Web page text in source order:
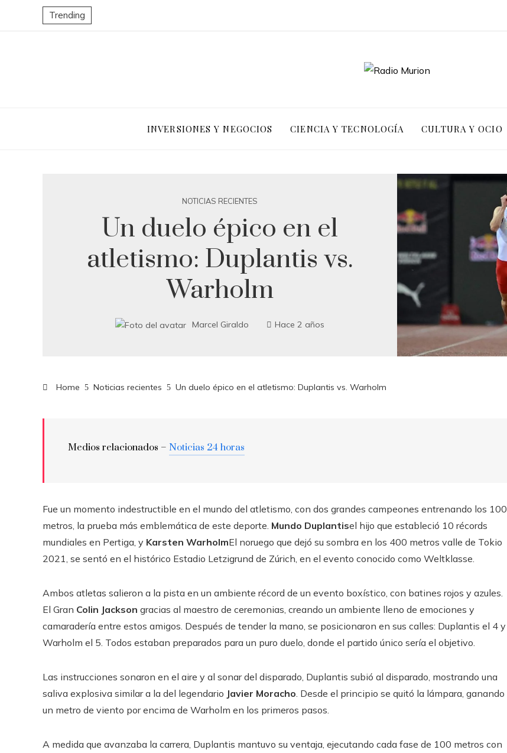
Trending
INVERSIONES Y NEGOCIOS CIENCIA Y TECNOLOGÍA CULTURA Y OCIO
NOTICIAS RECIENTES
Un duelo épico en el
atletismo: Duplantis vs.
Warholm
Marcel Giraldo Hace 2 años
Home Noticias recientes Un duelo épico en el atletismo: Duplantis vs. Warholm
Medios relacionados – Noticias 24 horas
Fue un momento indestructible en el mundo del atletismo, con dos grandes campeones entrenando los 100
metros, la prueba más emblemática de este deporte. Mundo Duplantisel hijo que estableció 10 récords
mundiales en Pertiga, y Karsten WarholmEl noruego que dejó su sombra en los 400 metros valle de Tokio
2021, se sentó en el histórico Estadio Letzigrund de Zúrich, en el evento conocido como Weltklasse.
Ambos atletas salieron a la pista en un ambiente récord de un evento boxístico, con batines rojos y azules.
El Gran Colin Jackson gracias al maestro de ceremonias, creando un ambiente lleno de emociones y
camaradería entre estos amigos. Después de tender la mano, se posicionaron en sus calles: Duplantis el 4 y
Warholm el 5. Todos estaban preparados para un puro duelo, donde el partido único sería el objetivo.
Las instrucciones sonaron en el aire y al sonar del disparado, Duplantis subió al disparado, mostrando una
saliva explosiva similar a la del legendario Javier Moracho . Desde el principio se quitó la lámpara, ganando
un metro de viento por encima de Warholm en los primeros pasos.
A medida que avanzaba la carrera, Duplantis mantuvo su ventaja, ejecutando cada fase de 100 metros con